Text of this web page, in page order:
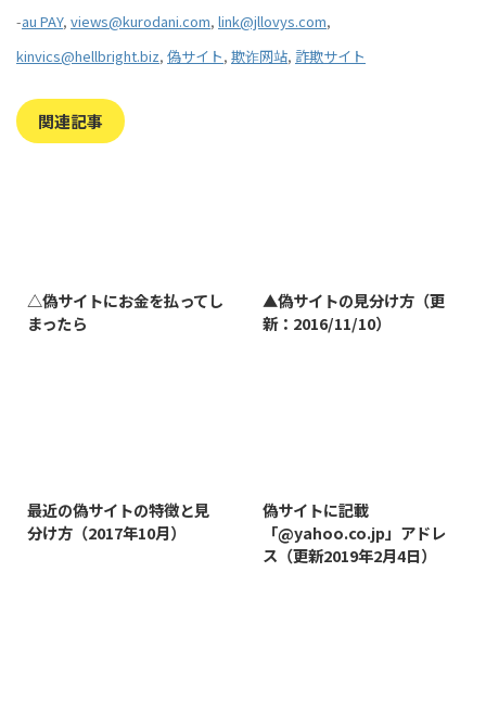
-au PAY, views@kurodani.com, link@jllovys.com,
kinvics@hellbright.biz, 偽サイト, 欺诈网站, 詐欺サイト
関連記事
△偽サイトにお金を払ってし
まったら
▲偽サイトの見分け方（更
新：2016/11/10）
最近の偽サイトの特徴と見
分け方（2017年10月）
偽サイトに記載
「@yahoo.co.jp」アドレ
ス（更新2019年2月4日）